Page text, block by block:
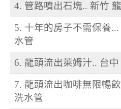
4. 管路噴出石塊.. 新竹
5. 十年的房子不需保養
水管
6. 龍頭流出萊姆汁.. 台
7. 龍頭流出咖啡無限暢
洗水管